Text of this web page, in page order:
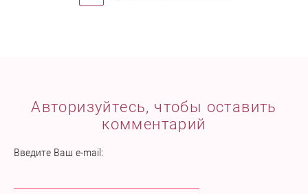
Авторизуйтесь, чтобы оставить
комментарий
Введите Ваш e-mail: